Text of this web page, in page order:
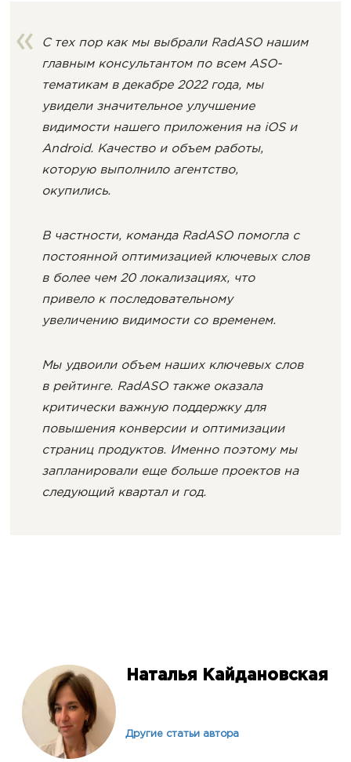
С тех пор как мы выбрали RadASO нашим
главным консультантом по всем ASO-
тематикам в декабре 2022 года, мы
увидели значительное улучшение
видимости нашего приложения на iOS и
Android. Качество и объем работы,
которую выполнило агентство,
окупились.
В частности, команда RadASO помогла с
постоянной оптимизацией ключевых слов
в более чем 20 локализациях, что
привело к последовательному
увеличению видимости со временем.
Мы удвоили объем наших ключевых слов
в рейтинге. RadASO также оказала
критически важную поддержку для
повышения конверсии и оптимизации
страниц продуктов. Именно поэтому мы
запланировали еще больше проектов на
следующий квартал и год.
Наталья Кайдановская
Другие статьи автора